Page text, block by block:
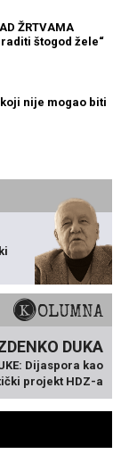
ŽRTVAMA
raditi štogod žele“
nije mogao biti
KOLUMNA
DUKA
Dijaspora kao
projekt HDZ-a